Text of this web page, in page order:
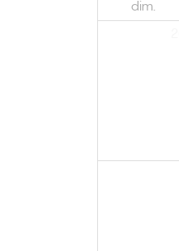
dim.